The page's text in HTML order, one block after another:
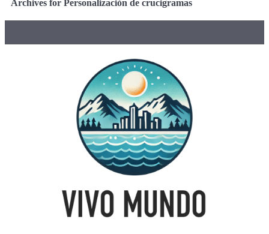
Archives for Personalización de crucigramas